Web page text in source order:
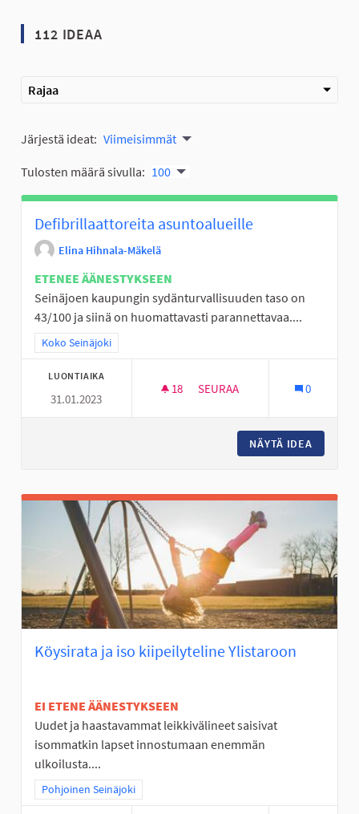
112 IDEAA
Rajaa
Järjestä ideat: Viimeisimmät
Tulosten määrä sivulla: 100
Defibrillaattoreita asuntoalueille
Elina Hihnala-Mäkelä
ETENEE ÄÄNESTYKSEEN
Seinäjoen kaupungin sydänturvallisuuden taso on
43/100 ja siinä on huomattavasti parannettavaa....
Rajaa tulokset teeman mukaan: Koko Seinäjoki
Koko Seinäjoki
LUONTIAIKA
31.01.2023
18 18 SEURAAJAA
SEURAA 0
NÄYTÄ IDEA
Köysirata ja iso kiipeilyteline Ylistaroon
EI ETENE ÄÄNESTYKSEEN
Uudet ja haastavammat leikkivälineet saisivat
isommatkin lapset innostumaan enemmän
ulkoilusta....
Rajaa tulokset teeman mukaan: Pohjoinen Seinäjoki
Pohjoinen Seinäjoki